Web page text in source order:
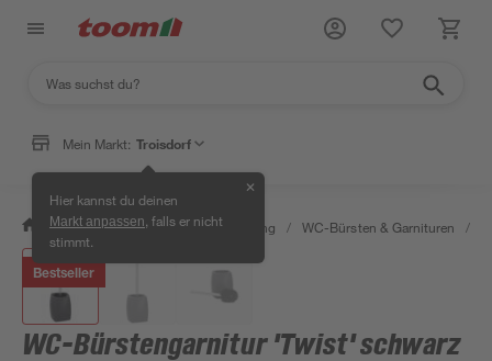
Mein Markt: Troisdorf
Hier kannst du deinen
Markt anpassen , falls er nicht
stimmt.
✕
/ Bad & Sanitär / Bad-Ausstattung / WC-Bürsten & Garnituren /
Bestseller
WC-Bürstengarnitur 'Twist' schwarz